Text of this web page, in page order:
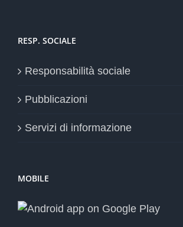
RESP. SOCIALE
Responsabilità sociale
Pubblicazioni
Servizi di informazione
MOBILE